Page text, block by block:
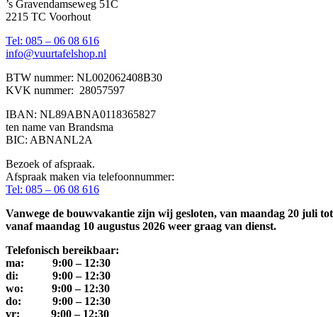
’s Gravendamseweg 51C
2215 TC Voorhout
Tel: 085 – 06 08 616
info@vuurtafelshop.nl
BTW nummer: NL002062408B30
KVK nummer: 28057597
IBAN: NL89ABNA0118365827
ten name van Brandsma
BIC: ABNANL2A
Bezoek of afspraak.
Afspraak maken via telefoonnummer:
Tel: 085 – 06 08 616
Vanwege de bouwvakantie zijn wij gesloten, van maandag 20 juli
vanaf maandag 10 augustus 2026 weer graag van dienst.
Telefonisch bereikbaar:
ma: 9:00 – 12:30
di: 9:00 – 12:30
wo: 9:00 – 12:30
do: 9:00 – 12:30
vr: 9:00 – 12:30